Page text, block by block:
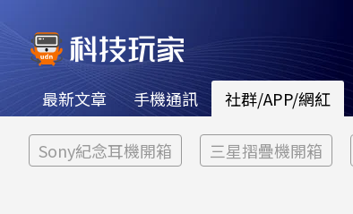
最新文章 手機通訊 社群/APP/網紅
Sony紀念耳機開箱 三星摺疊機開箱